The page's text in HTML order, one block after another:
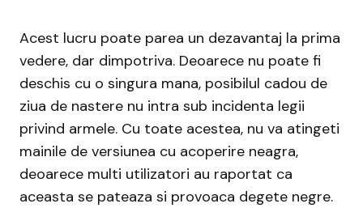
Acest lucru poate parea un dezavantaj la prima
vedere, dar dimpotriva. Deoarece nu poate fi
deschis cu o singura mana, posibilul cadou de
ziua de nastere nu intra sub incidenta legii
privind armele. Cu toate acestea, nu va atingeti
mainile de versiunea cu acoperire neagra,
deoarece multi utilizatori au raportat ca
aceasta se pateaza si provoaca degete negre.